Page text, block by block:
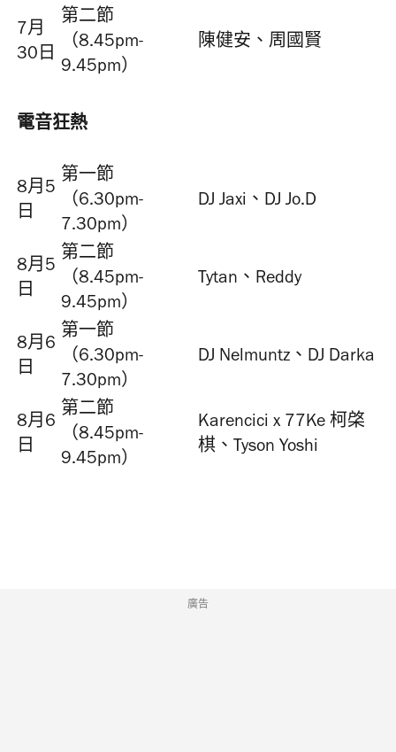
7月
30日
第二節
（8.45pm-
9.45pm）
陳健安、周國賢
電音狂熱
8月5
日
第一節
（6.30pm-
7.30pm）
DJ Jaxi、DJ Jo.D
8月5
日
第二節
（8.45pm-
9.45pm）
Tytan、Reddy
8月6
日
第一節
（6.30pm-
7.30pm）
DJ Nelmuntz、DJ Darka
8月6
日
第二節
（8.45pm-
9.45pm）
Karencici x 77Ke 柯棨
棋、Tyson Yoshi
廣告